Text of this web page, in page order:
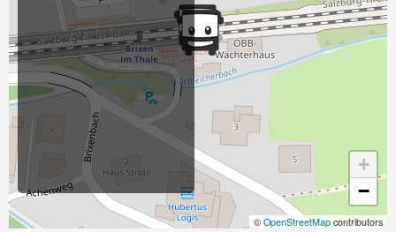
+
−
© OpenStreetMap contributors